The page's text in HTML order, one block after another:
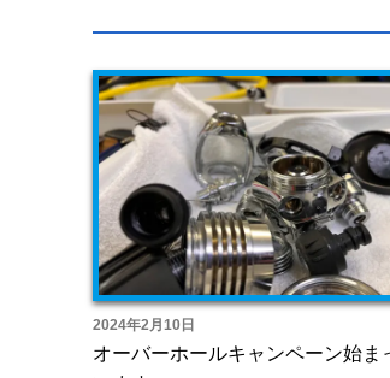
2024年2月10日
オーバーホールキャンペーン始ま